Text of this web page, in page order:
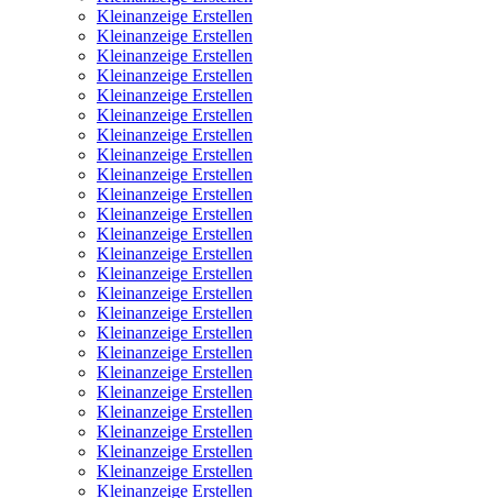
Kleinanzeige Erstellen
Kleinanzeige Erstellen
Kleinanzeige Erstellen
Kleinanzeige Erstellen
Kleinanzeige Erstellen
Kleinanzeige Erstellen
Kleinanzeige Erstellen
Kleinanzeige Erstellen
Kleinanzeige Erstellen
Kleinanzeige Erstellen
Kleinanzeige Erstellen
Kleinanzeige Erstellen
Kleinanzeige Erstellen
Kleinanzeige Erstellen
Kleinanzeige Erstellen
Kleinanzeige Erstellen
Kleinanzeige Erstellen
Kleinanzeige Erstellen
Kleinanzeige Erstellen
Kleinanzeige Erstellen
Kleinanzeige Erstellen
Kleinanzeige Erstellen
Kleinanzeige Erstellen
Kleinanzeige Erstellen
Kleinanzeige Erstellen